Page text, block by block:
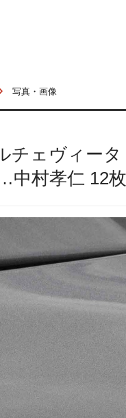
写真・画像
チェヴィー
村孝仁 12